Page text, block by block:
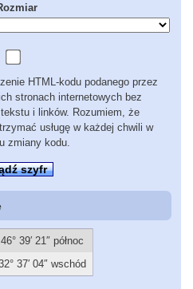
HTML-kodu podanego przez
stronach internetowych bez
i linków. Rozumiem, że
usługę w każdej chwili w
zmiany kodu.
szyfr
46° 39′ 21″ północ
37′ 04″ wschód